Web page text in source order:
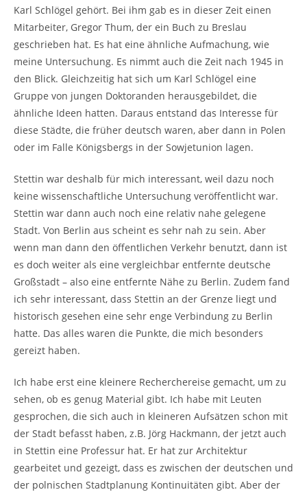
Karl Schlögel gehört. Bei ihm gab es in dieser Zeit einen
Mitarbeiter, Gregor Thum, der ein Buch zu Breslau
geschrieben hat. Es hat eine ähnliche Aufmachung, wie
meine Untersuchung. Es nimmt auch die Zeit nach 1945 in
den Blick. Gleichzeitig hat sich um Karl Schlögel eine
Gruppe von jungen Doktoranden herausgebildet, die
ähnliche Ideen hatten. Daraus entstand das Interesse für
diese Städte, die früher deutsch waren, aber dann in Polen
oder im Falle Königsbergs in der Sowjetunion lagen.
Stettin war deshalb für mich interessant, weil dazu noch
keine wissenschaftliche Untersuchung veröffentlicht war.
Stettin war dann auch noch eine relativ nahe gelegene
Stadt. Von Berlin aus scheint es sehr nah zu sein. Aber
wenn man dann den öffentlichen Verkehr benutzt, dann ist
es doch weiter als eine vergleichbar entfernte deutsche
Großstadt – also eine entfernte Nähe zu Berlin. Zudem fand
ich sehr interessant, dass Stettin an der Grenze liegt und
historisch gesehen eine sehr enge Verbindung zu Berlin
hatte. Das alles waren die Punkte, die mich besonders
gereizt haben.
Ich habe erst eine kleinere Recherchereise gemacht, um zu
sehen, ob es genug Material gibt. Ich habe mit Leuten
gesprochen, die sich auch in kleineren Aufsätzen schon mit
der Stadt befasst haben, z.B. Jörg Hackmann, der jetzt auch
in Stettin eine Professur hat. Er hat zur Architektur
gearbeitet und gezeigt, dass es zwischen der deutschen und
der polnischen Stadtplanung Kontinuitäten gibt. Aber der